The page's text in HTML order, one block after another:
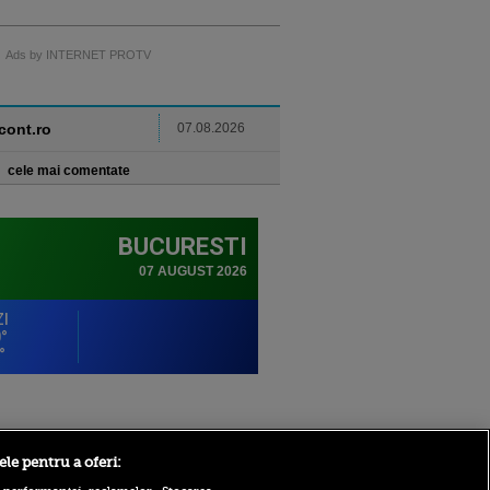
Ads by INTERNET PROTV
07.08.2026
cele mai comentate
Sport.ro
pentru a oferi: